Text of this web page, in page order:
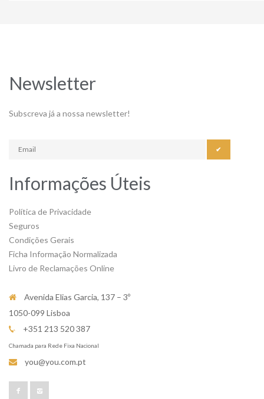
Newsletter
Subscreva já a nossa newsletter!
✔
Informações Úteis
Política de Privacidade
Seguros
Condições Gerais
Ficha Informação Normalizada
Livro de Reclamações Online
Avenida Elias Garcia, 137 – 3º
1050-099 Lisboa
+351 213 520 387
Chamada para Rede Fixa Nacional
you@you.com.pt